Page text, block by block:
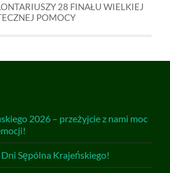
28 FINAŁU WIELKIEJ
POMOCY
2026 – przeżyjcie z nami moc
Sępólna Krajeńskiego!